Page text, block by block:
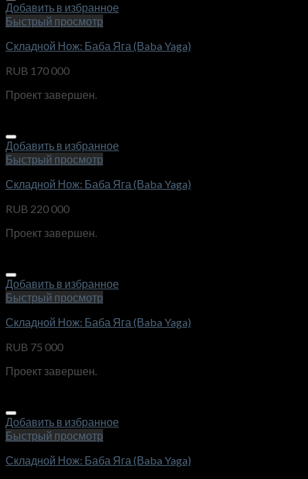
Добавить в избранное
Быстрый просмотр
Складной Нож: Баба Яга (Вaba Yaga)
RUB 170 000
Проект завершен.
Добавить в избранное
Быстрый просмотр
Складной Нож: Баба Яга (Вaba Yaga)
RUB 220 000
Проект завершен.
Добавить в избранное
Быстрый просмотр
Складной Нож: Баба Яга (Вaba Yaga)
RUB 75 000
Проект завершен.
Добавить в избранное
Быстрый просмотр
Складной Нож: Баба Яга (Вaba Yaga)